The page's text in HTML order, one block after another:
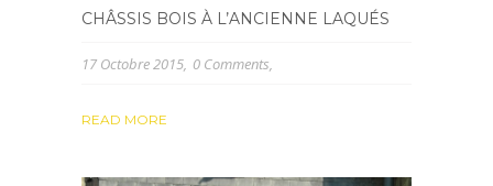
CHÂSSIS BOIS À L’ANCIENNE LAQUÉS
17 Octobre 2015 0 Comments
READ MORE